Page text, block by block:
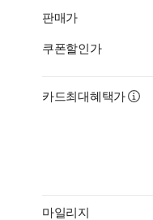
판매가
쿠폰할인가
카드최대혜택가
마일리지